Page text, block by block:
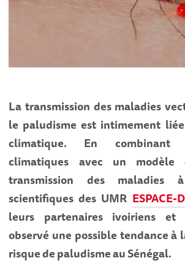
La transmission des maladies
le paludisme est intimement
climatique. En combinant
climatiques avec un modèle
transmission des maladies
scientifiques des UMR ESPACE-
leurs partenaires ivoiriens et
observé une possible tendance
risque de paludisme au Sénégal.